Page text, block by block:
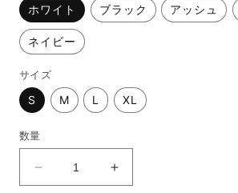
ホワイト ブラック アッシュ
ネイビー
サイズ
S M L XL
数量
ス